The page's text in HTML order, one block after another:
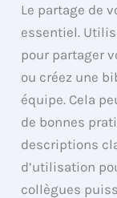
Le partage de
essentiel.
pour partager
ou créez une
équipe. Cela
de bonnes
descriptions
d’utilisation
collègues